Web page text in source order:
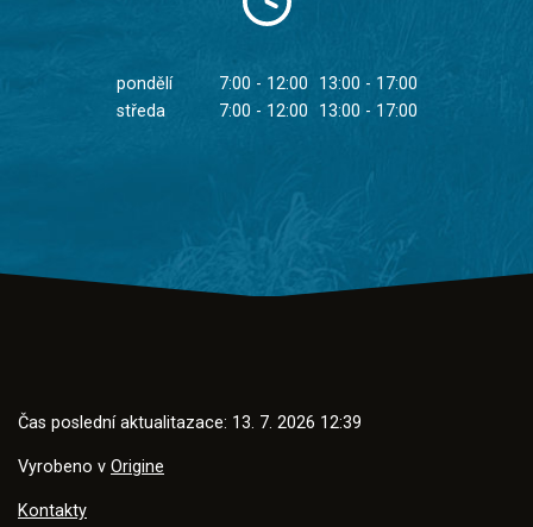
pondělí 7:00 - 12:00
13:00 - 17:00
středa
7:00 - 12:00 13:00 - 17:00
Čas poslední aktualitazace: 13. 7. 2026 12:39
Vyrobeno v Origine
Kontakty